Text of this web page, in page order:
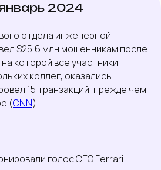
январь 2024
отдела инженерной
$25,6 млн мошенникам после
которой все участники,
коллег, оказались
15 транзакций, прежде чем
(CNN).
голос CEO Ferrari